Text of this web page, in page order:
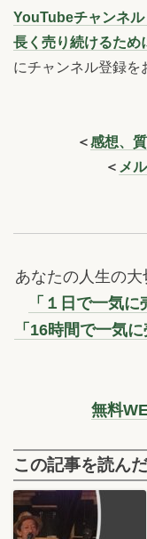
YouTubeチャンネル
長く売り続けるため
にチャンネル登録を
＜感想、
＜ メ
あなたの人生の大
「１日で一気
「16時間で一気
無料
この記事を読ん